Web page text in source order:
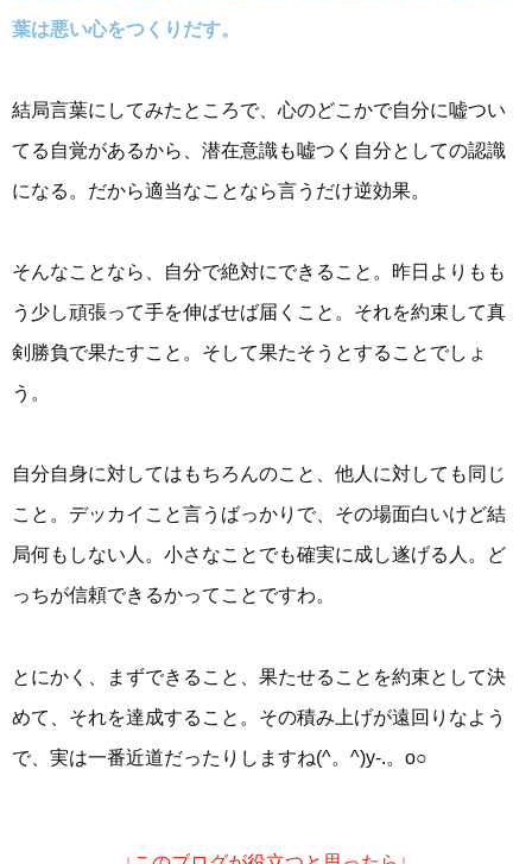
葉は悪い心をつくりだす。
結局言葉にしてみたところで、心のどこかで自分に嘘つい
てる自覚があるから、潜在意識も嘘つく自分としての認識
になる。だから適当なことなら言うだけ逆効果。
そんなことなら、自分で絶対にできること。昨日よりもも
う少し頑張って手を伸ばせば届くこと。それを約束して真
剣勝負で果たすこと。そして果たそうとすることでしょ
う。
自分自身に対してはもちろんのこと、他人に対しても同じ
こと。デッカイこと言うばっかりで、その場面白いけど結
局何もしない人。小さなことでも確実に成し遂げる人。ど
っちが信頼できるかってことですわ。
とにかく、まずできること、果たせることを約束として決
めて、それを達成すること。その積み上げが遠回りなよう
で、実は一番近道だったりしますね(^。^)y-.。o○